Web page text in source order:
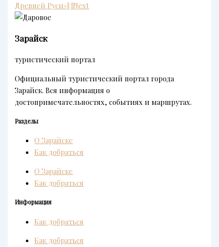
Древней Руси»[:]Next
Зарайск
туристический портал
Официальный туристический портал города
Зарайск. Вся информация о
достопримечательностях, событиях и маршрутах.
Разделы
О Зарайске
Как добраться
О Зарайске
Как добраться
Информация
Как добраться
Как добраться